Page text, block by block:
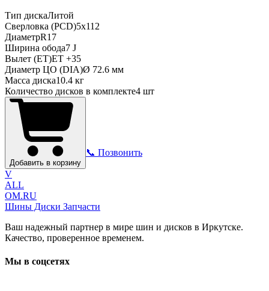
Тип дискаЛитой
Сверловка (PCD)5x112
ДиаметрR17
Ширина обода7 J
Вылет (ET)ET +35
Диаметр ЦО (DIA)Ø 72.6 мм
Масса диска10.4 кг
Количество дисков в комплекте4 шт
Добавить в корзину
📞 Позвонить
V
ALL
OM.RU
Шины Диски Запчасти
Ваш надежный партнер в мире шин и дисков в Иркутске.
Качество, проверенное временем.
Мы в соцсетях